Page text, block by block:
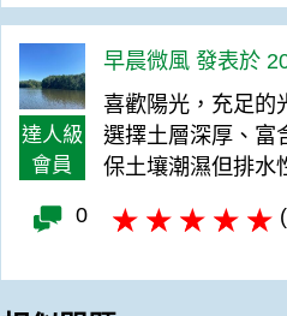
達人級
會員
早晨微風 發表於
喜歡陽光，充足的
選擇土層深厚、富
保土壤潮濕但排水
0